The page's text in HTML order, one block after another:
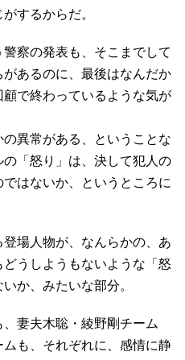
するからだ。
察の発表も、そこまでして
あるのに、最後はなんだか
で終わっているような気が
異常がある、ということな
「怒り」は、決して犯人の
はないか、というところに
場人物が、なんらかの、あ
うしようもないような「怒
か、みたいな部分。
妻夫木聡・綾野剛チーム
も、それぞれに、感情に静